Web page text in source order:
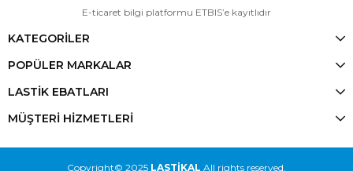
E-ticaret bilgi platformu ETBIS’e kayıtlıdır
KATEGORİLER
POPÜLER MARKALAR
LASTİK EBATLARI
MÜŞTERİ HİZMETLERİ
Copyright© 2025 LASTİKAL All rights reserved.